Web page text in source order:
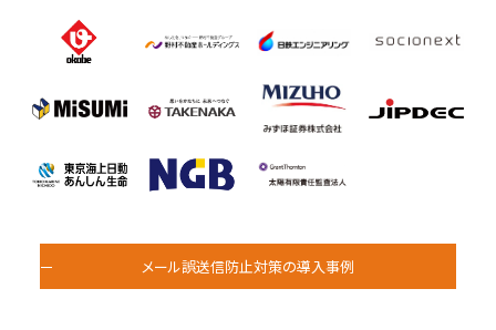
メール誤送信防止対策の導入事例